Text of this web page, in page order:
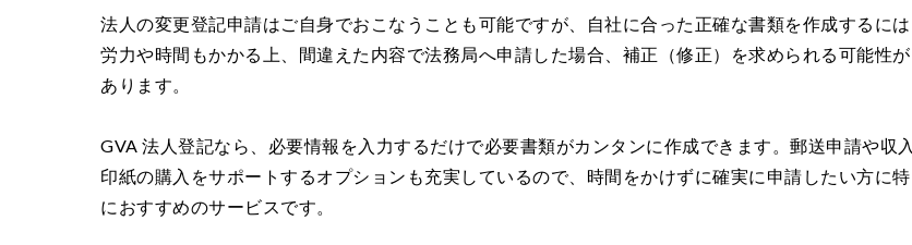
法人の変更登記申請はご自身でおこなうことも可能ですが、自社に合った正確な書類を作成するには
労力や時間もかかる上、間違えた内容で法務局へ申請した場合、補正（修正）を求められる可能性が
あります。
GVA 法人登記なら、必要情報を入力するだけで必要書類がカンタンに作成できます。郵送申請や収入
印紙の購入をサポートするオプションも充実しているので、時間をかけずに確実に申請したい方に特
におすすめのサービスです。